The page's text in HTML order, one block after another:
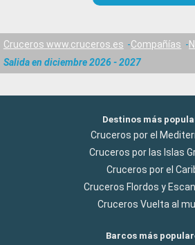
Cruceros www.cruceros.es Compañías
Salida en diciembre 2026 - 2027
Destinos más
Cruceros por el
Cruceros por las Islas
Cruceros por el
Cruceros Flordos y
Cruceros Vuelta al
Barcos más